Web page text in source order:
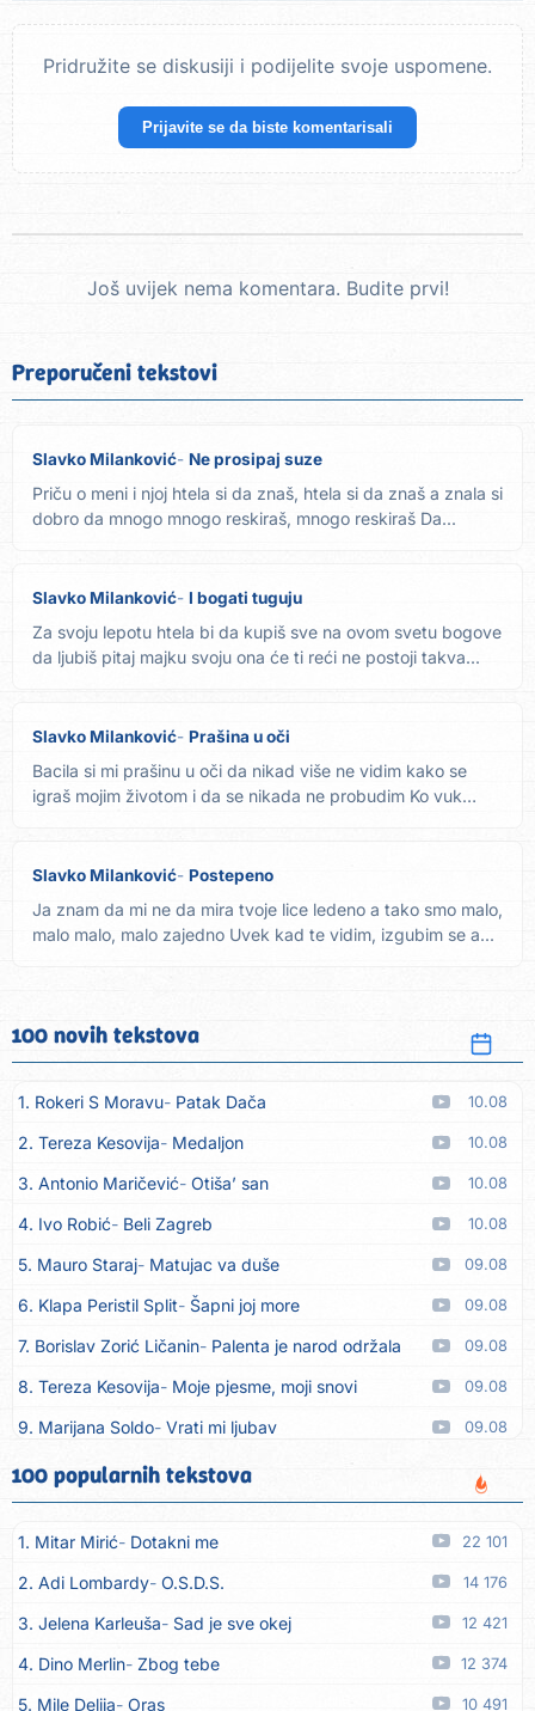
Pridružite se diskusiji i podijelite svoje uspomene.
Prijavite se da biste komentarisali
Još uvijek nema komentara. Budite prvi!
Preporučeni tekstovi
Slavko Milanković Ne prosipaj suze
Priču o meni i njoj htela si da znaš, htela si da znaš a znala si
dobro da mnogo mnogo reskiraš, mnogo reskiraš Da...
Slavko Milanković I bogati tuguju
Za svoju lepotu htela bi da kupiš sve na ovom svetu bogove
da ljubiš pitaj majku svoju ona će ti reći ne postoji takva...
Slavko Milanković Prašina u oči
Bacila si mi prašinu u oči da nikad više ne vidim kako se
igraš mojim životom i da se nikada ne probudim Ko vuk
Slavko Milanković Postepeno
Ja znam da mi ne da mira tvoje lice ledeno a tako smo malo,
malo malo, malo zajedno Uvek kad te vidim, izgubim se a...
100 novih tekstova
1. Rokeri S Moravu Patak Dača 10.08
2. Tereza Kesovija Medaljon 10.08
3. Antonio Maričević Otiša’ san 10.08
4. Ivo Robić Beli Zagreb 10.08
5. Mauro Staraj Matujac va duše 09.08
6. Klapa Peristil Split Šapni joj more 09.08
7. Borislav Zorić Ličanin Palenta je narod održala 09.08
8. Tereza Kesovija Moje pjesme, moji snovi 09.08
9. Marijana Soldo Vrati mi ljubav 09.08
10. Dinacordi Luna Band Imam želju
11. Dinacordi Luna Band Rane moje 09.08
12. Tereza Kesovija Ne oplakuj nas ljubavi 09.08
13. Artif Intaković Oči boje meda 09.08
14. Rifat Tepić Iza tamnih zavjesa 09.08
15. Dinacordi Luna Band Srce svoje neću drugoj dati 09.08
100 popularnih tekstova
1. Mitar Mirić Dotakni me 22 101
2. Adi Lombardy O.S.D.S. 14 176
3. Jelena Karleuša Sad je sve okej 12 421
4. Dino Merlin Zbog tebe 12 374
5. Mile Delija Oras 10 491